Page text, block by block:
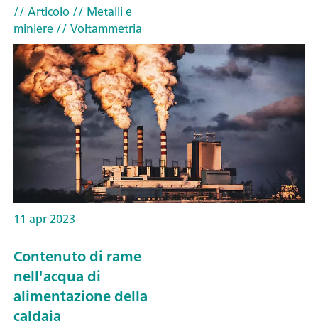
// Articolo // Metalli e
miniere// Voltammetria
11 apr 2023
Contenuto di rame
nell'acqua di
alimentazione della
caldaia